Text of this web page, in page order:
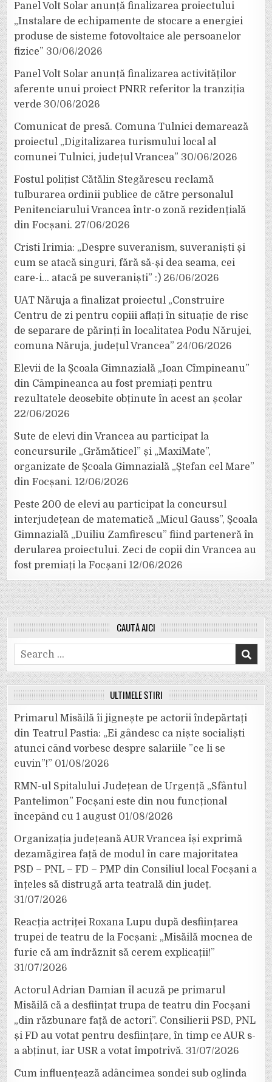
Panel Volt Solar anunță finalizarea proiectului
„Instalare de echipamente de stocare a energiei
produse de sisteme fotovoltaice ale persoanelor
fizice” 30/06/2026
Panel Volt Solar anunță finalizarea activităților
aferente unui proiect PNRR referitor la tranziția
verde 30/06/2026
Comunicat de presă. Comuna Tulnici demarează
proiectul „Digitalizarea turismului local al
comunei Tulnici, județul Vrancea” 30/06/2026
Fostul polițist Cătălin Stegărescu reclamă
tulburarea ordinii publice de către personalul
Penitenciarului Vrancea într-o zonă rezidențială
din Focșani. 27/06/2026
Cristi Irimia: „Despre suveranism, suveraniști și
cum se atacă singuri, fără să-și dea seama, cei
care-i… atacă pe suveraniști” :) 26/06/2026
UAT Năruja a finalizat proiectul „Construire
Centru de zi pentru copiii aflați în situație de risc
de separare de părinți în localitatea Podu Nărujei,
comuna Năruja, județul Vrancea” 24/06/2026
Elevii de la Școala Gimnazială „Ioan Cîmpineanu”
din Câmpineanca au fost premiați pentru
rezultatele deosebite obținute în acest an școlar
22/06/2026
Sute de elevi din Vrancea au participat la
concursurile „Grămăticel” și „MaxiMate”,
organizate de Școala Gimnazială „Ștefan cel Mare”
din Focșani. 12/06/2026
Peste 200 de elevi au participat la concursul
interjudețean de matematică „Micul Gauss”, Școala
Gimnazială „Duiliu Zamfirescu” fiind parteneră în
derularea proiectului. Zeci de copii din Vrancea au
fost premiați la Focșani 12/06/2026
CAUTĂ AICI
Search
for:
ULTIMELE ȘTIRI
Primarul Misăilă îi jignește pe actorii îndepărtați
din Teatrul Pastia: „Ei gândesc ca niște socialiști
atunci când vorbesc despre salariile ”ce li se
cuvin”!” 01/08/2026
RMN-ul Spitalului Județean de Urgență „Sfântul
Pantelimon” Focșani este din nou funcțional
începând cu 1 august 01/08/2026
Organizația județeană AUR Vrancea își exprimă
dezamăgirea față de modul în care majoritatea
PSD – PNL – FD – PMP din Consiliul local Focșani a
înțeles să distrugă arta teatrală din județ.
31/07/2026
Reacția actriței Roxana Lupu după desființarea
trupei de teatru de la Focșani: „Misăilă mocnea de
furie că am îndrăznit să cerem explicații!”
31/07/2026
Actorul Adrian Damian îl acuză pe primarul
Misăilă că a desființat trupa de teatru din Focșani
„din răzbunare față de actori”. Consilierii PSD, PNL
și FD au votat pentru desființare, în timp ce AUR s-
a abținut, iar USR a votat împotrivă. 31/07/2026
Cum influențează adâncimea sondei sub oglinda